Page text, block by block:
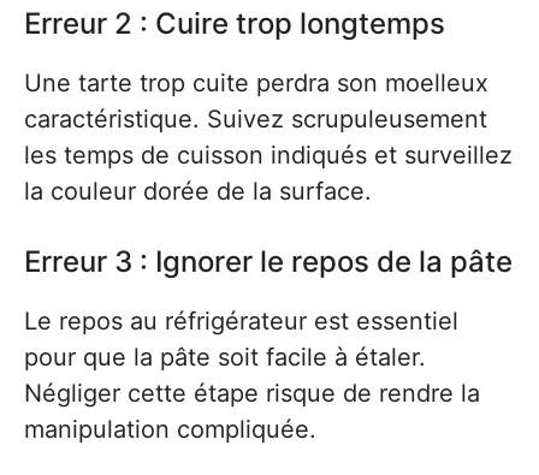
Erreur 2 : Cuire trop longtemps
Une tarte trop cuite perdra son moelleux
caractéristique. Suivez scrupuleusement
les temps de cuisson indiqués et surveillez
la couleur dorée de la surface.
Erreur 3 : Ignorer le repos de la pâte
Le repos au réfrigérateur est essentiel
pour que la pâte soit facile à étaler.
Négliger cette étape risque de rendre la
manipulation compliquée.